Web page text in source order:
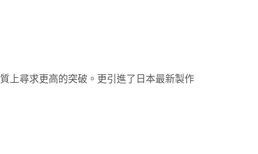
上尋求更高的突破。更引進了日本最新製作